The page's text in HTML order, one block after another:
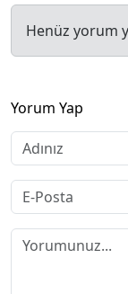
Henüz yorum
Yorum Yap